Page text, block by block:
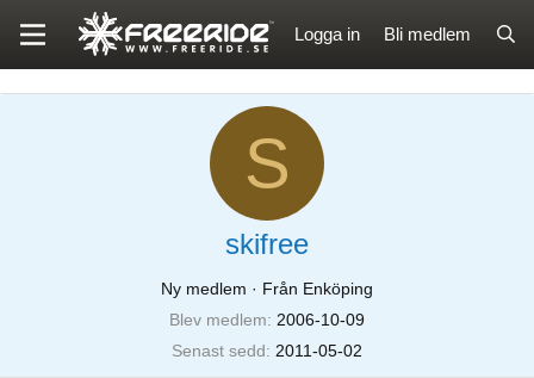
Logga in Bli medlem
S
skifree
Ny medlem · Från Enköping
Blev medlem
2006-10-09
Senast sedd
2011-05-02